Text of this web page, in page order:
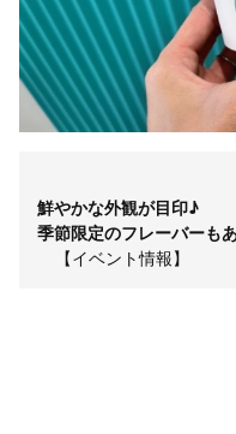
鮮やかな外観が目印♪
季節限定のフレーバーも
【イベント情報】